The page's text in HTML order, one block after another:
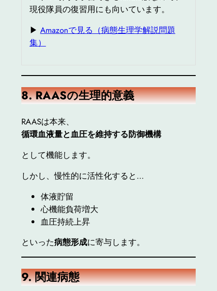
現役隊員の復習用にも向いています。
▶ Amazonで見る（病態生理学解説問題
集）
8. RAASの生理的意義
RAASは本来、
循環血液量と血圧を維持する防御機構
として機能します。
しかし、慢性的に活性化すると…
体液貯留
心機能負荷増大
血圧持続上昇
といった病態形成に寄与します。
9.関連病態